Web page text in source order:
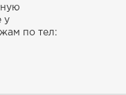
у
по тел: